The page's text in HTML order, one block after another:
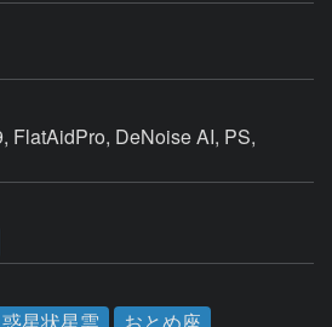
FlatAidPro, DeNoise AI, PS,